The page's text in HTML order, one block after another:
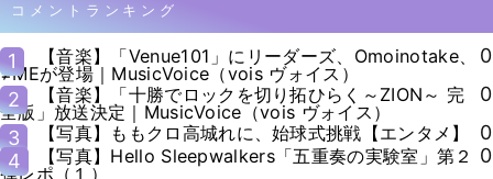
コメントランキング
1
【音楽】「Venue101」にリーダーズ、Omoinotake、
≠MEが登場｜MusicVoice（vois ヴォイス）
0
2
【音楽】「十勝でロックを切り拓ひらく～ZION～ 完
全版」放送決定｜MusicVoice（vois ヴォイス）
0
3
【写真】ももクロ高城れに、始球式挑戦【エンタメ】
0
4
【写真】Hello Sleepwalkers「五重奏の実験室」第２
弾レポ（１）
0